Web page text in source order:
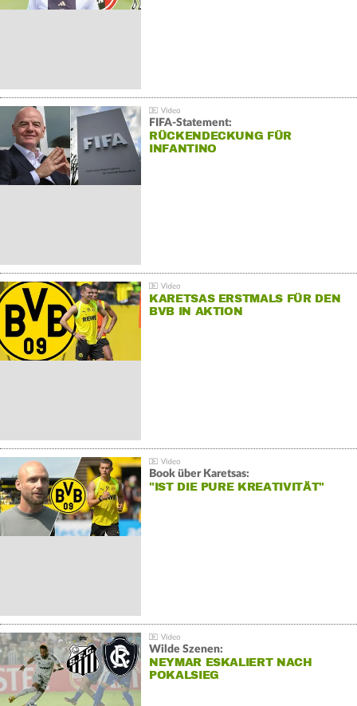
FIFA-Statement:
RÜCKENDECKUNG FÜR
INFANTINO
KARETSAS ERSTMALS FÜR DEN
BVB IN AKTION
Book über Karetsas:
"IST DIE PURE KREATIVITÄT"
Wilde Szenen:
NEYMAR ESKALIERT NACH
POKALSIEG